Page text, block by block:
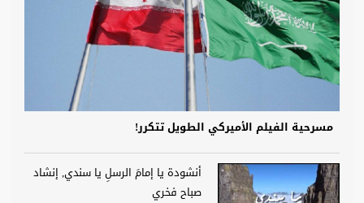
مسرحية الفيلم الأميركي الطويل تتكرر!
أنشودة يا إمامَ الرسلِ يا سندي, إنشاد
صباح فخري